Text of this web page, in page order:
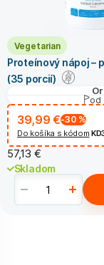
Vegetarian
Proteínový nápoj –
(35 porcií)
od
39,99 €-30 %
Do košíka s kódom
57,13 €
Skladom